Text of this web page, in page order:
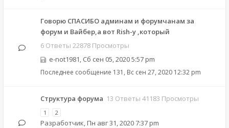
Говорю СПАСИБО админам и форумчанам за
форум и Вайбер,а вот Rish-у ,который
6 Ответы 22878 Просмотры
e-not1981, Сб сен 05, 2020 5:57 pm
Последнее сообщение 131 , Вс сен 27, 2020 12:32 pm
Структура форума 13 Ответы 41183 Просмотры
1 2
Разработчик, Пн авг 31, 2020 7:37 pm